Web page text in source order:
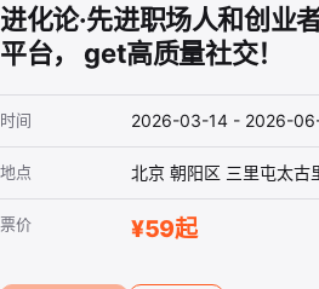
进化论·先进职场人和创业
平台， get高质量社交！
时间 2026-03-14 - 2026-
地点 北京 朝阳区 三里屯太古
票价 ¥59起